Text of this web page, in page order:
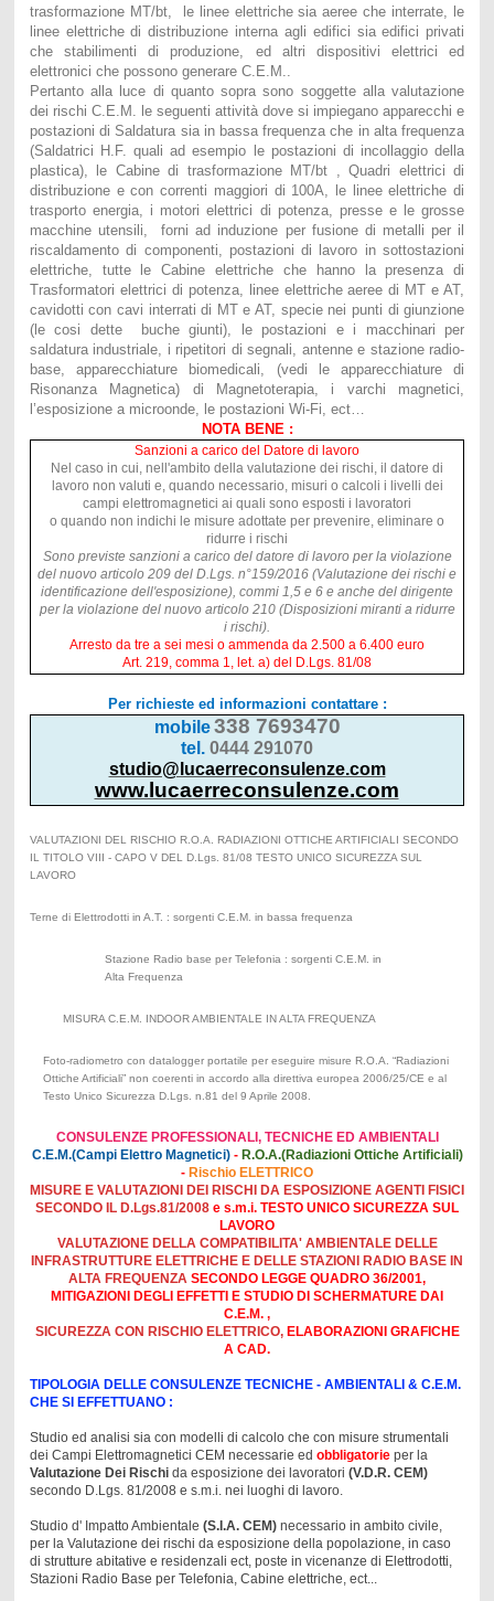
trasformazione MT/bt, le linee elettriche sia aeree che interrate, le
linee elettriche di distribuzione interna agli edifici sia edifici privati
che stabilimenti di produzione, ed altri dispositivi elettrici ed
elettronici che possono generare C.E.M..
Pertanto alla luce di quanto sopra sono soggette alla valutazione
dei rischi C.E.M. le seguenti attività dove si impiegano apparecchi e
postazioni di Saldatura sia in bassa frequenza che in alta frequenza
(Saldatrici H.F. quali ad esempio le postazioni di incollaggio della
plastica), le Cabine di trasformazione MT/bt , Quadri elettrici di
distribuzione e con correnti maggiori di 100A, le linee elettriche di
trasporto energia, i motori elettrici di potenza, presse e le grosse
macchine utensili, forni ad induzione per fusione di metalli per il
riscaldamento di componenti, postazioni di lavoro in sottostazioni
elettriche, tutte le Cabine elettriche che hanno la presenza di
Trasformatori elettrici di potenza, linee elettriche aeree di MT e AT,
cavidotti con cavi interrati di MT e AT, specie nei punti di giunzione
(le cosi dette buche giunti), le postazioni e i macchinari per
saldatura industriale, i ripetitori di segnali, antenne e stazione radio-
base, apparecchiature biomedicali, (vedi le apparecchiature di
Risonanza Magnetica) di Magnetoterapia, i varchi magnetici,
l’esposizione a microonde, le postazioni Wi-Fi, ect…
NOTA BENE :
Sanzioni a carico del Datore di lavoro
Nel caso in cui, nell'ambito della valutazione dei rischi, il datore di
lavoro non valuti e, quando necessario, misuri o calcoli i livelli dei
campi elettromagnetici ai quali sono esposti i lavoratori
o quando non indichi le misure adottate per prevenire, eliminare o
ridurre i rischi
Sono previste sanzioni a carico del datore di lavoro per la violazione
del nuovo articolo 209 del D.Lgs. n°159/2016 (Valutazione dei rischi e
identificazione dell'esposizione), commi 1,5 e 6 e anche del dirigente
per la violazione del nuovo articolo 210 (Disposizioni miranti a ridurre
i rischi).
Arresto da tre a sei mesi o ammenda da 2.500 a 6.400 euro
Art. 219, comma 1, let. a) del D.Lgs. 81/08
Per richieste ed informazioni contattare :
mobile 338 7693470
tel. 0444 291070
studio@lucaerreconsulenze.com
www.lucaerreconsulenze.com
VALUTAZIONI DEL RISCHIO R.O.A. RADIAZIONI OTTICHE ARTIFICIALI SECONDO
IL TITOLO VIII - CAPO V DEL D.Lgs. 81/08 TESTO UNICO SICUREZZA SUL
LAVORO
Terne di Elettrodotti in A.T. : sorgenti C.E.M. in bassa frequenza
Stazione Radio base per Telefonia : sorgenti C.E.M. in
Alta Frequenza
MISURA C.E.M. INDOOR AMBIENTALE IN ALTA FREQUENZA
Foto-radiometro con datalogger portatile per eseguire misure R.O.A. “Radiazioni
Ottiche Artificiali” non coerenti in accordo alla direttiva europea 2006/25/CE e al
Testo Unico Sicurezza D.Lgs. n.81 del 9 Aprile 2008.
CONSULENZE PROFESSIONALI, TECNICHE ED AMBIENTALI
C.E.M.(Campi Elettro Magnetici) - R.O.A.(Radiazioni Ottiche Artificiali)
- Rischio ELETTRICO
MISURE E VALUTAZIONI DEI RISCHI DA ESPOSIZIONE AGENTI FISICI
SECONDO IL D.Lgs.81/2008 e s.m.i. TESTO UNICO SICUREZZA SUL
LAVORO
VALUTAZIONE DELLA COMPATIBILITA' AMBIENTALE DELLE
INFRASTRUTTURE ELETTRICHE E DELLE STAZIONI RADIO BASE IN
ALTA FREQUENZA SECONDO LEGGE QUADRO 36/2001,
MITIGAZIONI DEGLI EFFETTI E STUDIO DI SCHERMATURE DAI
C.E.M. ,
SICUREZZA CON RISCHIO ELETTRICO, ELABORAZIONI GRAFICHE
A CAD.
TIPOLOGIA DELLE CONSULENZE TECNICHE - AMBIENTALI & C.E.M.
CHE SI EFFETTUANO :
Studio ed analisi sia con modelli di calcolo che con misure strumentali
dei Campi Elettromagnetici CEM necessarie ed obbligatorieper la
Valutazione Dei Rischida esposizione dei lavoratori (V.D.R. CEM)
secondo D.Lgs. 81/2008 e s.m.i. nei luoghi di lavoro.
Studio d' Impatto Ambientale (S.I.A. CEM)necessario in ambito civile,
per la Valutazione dei rischi da esposizione della popolazione, in caso
di strutture abitative e residenzali ect, poste in vicenanze di Elettrodotti,
Stazioni Radio Base per Telefonia, Cabine elettriche, ect...